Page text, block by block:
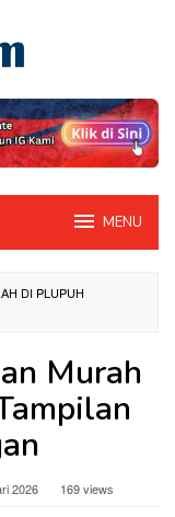
MENU
DI PLUPUH
Murah
2026 169 views